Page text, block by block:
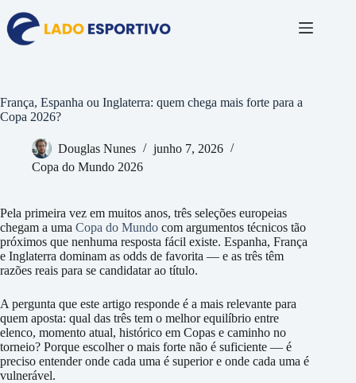
para
conteúdo
França, Espanha ou Inglaterra: quem chega mais forte para a
Copa 2026?
Douglas Nunes
junho 7, 2026
Copa do Mundo 2026
Pela primeira vez em muitos anos, três seleções europeias
chegam a uma Copa do Mundo com argumentos técnicos tão
próximos que nenhuma resposta fácil existe. Espanha, França
e Inglaterra dominam as odds de favorita — e as três têm
razões reais para se candidatar ao título.
A pergunta que este artigo responde é a mais relevante para
quem aposta: qual das três tem o melhor equilíbrio entre
elenco, momento atual, histórico em Copas e caminho no
torneio? Porque escolher o mais forte não é suficiente — é
preciso entender onde cada uma é superior e onde cada uma é
vulnerável.